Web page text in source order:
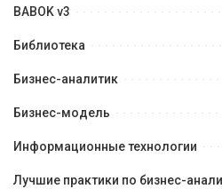
BABOK v3
Библиотека
Бизнес-аналитик
Бизнес-модель
Информационные технологии
Лучшие практики по бизнес-